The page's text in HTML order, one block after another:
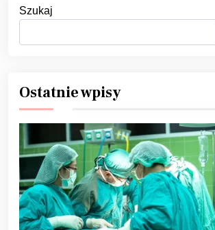
Szukaj
Ostatnie wpisy